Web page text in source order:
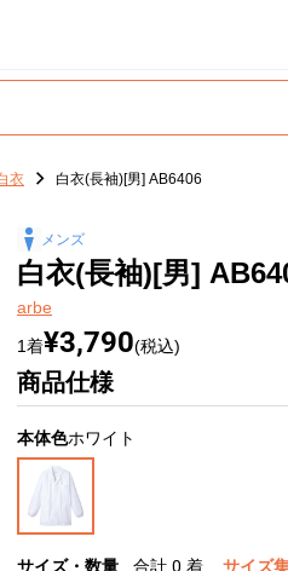
衣 白衣(長袖)[男] AB6406
メンズ
白衣(長袖)[男]
arbe
1着¥3,790(税込)
商品仕様
本体色ホワイト
サイズ・数量 合計 0 着 サイズ